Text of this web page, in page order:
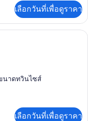
เลือกวันที่เพื่อดูราคา
ขนเป็ด, Wi-Fi, ตกแต่งพิเศษโด
ขนาดทวินไซส์
เลือกวันที่เพื่อดูราคา